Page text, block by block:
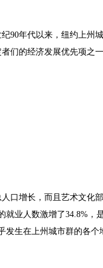
90年代以来，纽约上州
们的经济发展优先项之
口增长，而且艺术文化
就业人数激增了34.8%，
发生在上州城市群的各